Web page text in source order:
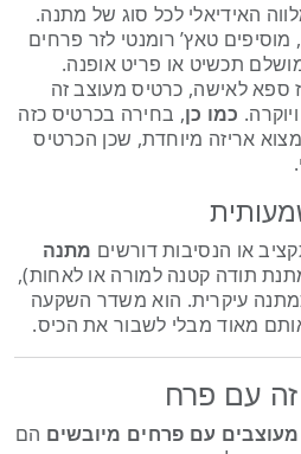
האידיאלי לכל סוג של מתנה.
טאץ’ רומנטי לזר פרחים
תכשיט או פריט אופנה.
לאישה, כרטיס מעוצב זה
כמו כן, בחירה בכרטיס כזה
אריזה מיוחדת, שכן הכרטיס
או הנסיבות דורשים מתנה
תודה קטנה למורה או לאחות),
עיקרית. הוא משדר השקעה
מאוד מבלי לשבור את הכיס.
עם פרח
עם פרחים מיובשיםהם